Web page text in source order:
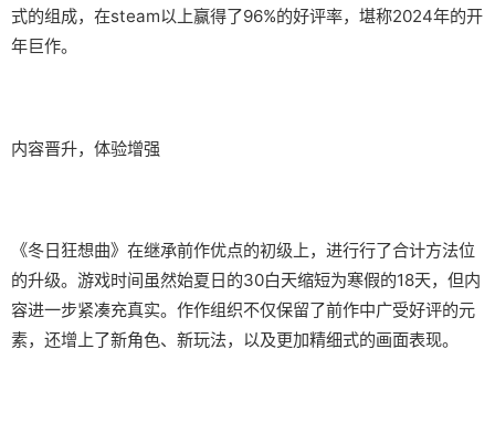
式的组成，在steam以上赢得了​​96%的好评率​​，堪称2024年的开
年巨作。
内容晋升，体验增强
《冬日狂想曲》在继承前作优点的初级上，进行行了合计方法位
的升级。游戏时间虽然始夏日的30白天缩短为寒假的18天，但内
容进一步紧凑充真实。作作组织不仅保留了前作中广受好评的元
素，还增上了​​新角色、新玩法​​，以及更加精细式的画面表现。